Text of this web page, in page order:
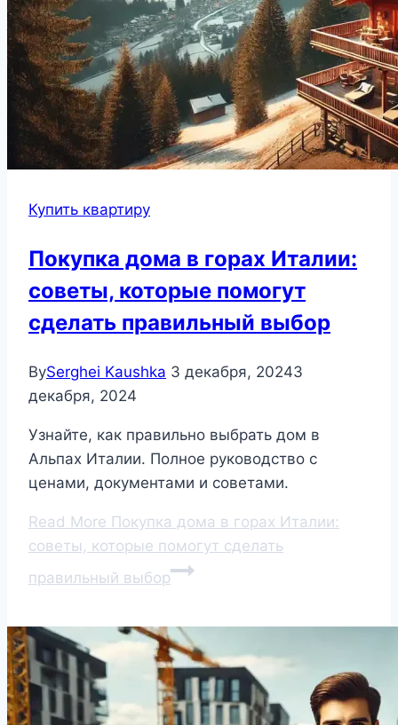
Купить квартиру
Покупка дома в горах Италии:
советы, которые помогут
сделать правильный выбор
BySerghei Kaushka 3 декабря, 20243
декабря, 2024
Узнайте, как правильно выбрать дом в
Альпах Италии. Полное руководство с
ценами, документами и советами.
Read More Покупка дома в горах Италии:
советы, которые помогут сделать
правильный выбор